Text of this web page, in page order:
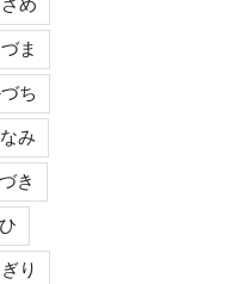
め
ま
ち
み
き
り